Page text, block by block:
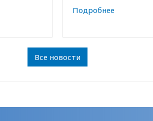
Подробнее
Все новости